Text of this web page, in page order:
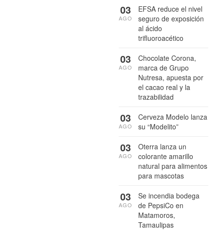
EFSA reduce el nivel
seguro de exposición
al ácido
trifluoroacético
03
AGO
Chocolate Corona,
marca de Grupo
Nutresa, apuesta por
el cacao real y la
trazabilidad
03
AGO
Cerveza Modelo lanza
su “Modelito”
03
AGO
Oterra lanza un
colorante amarillo
natural para alimentos
para mascotas
03
AGO
Se incendia bodega
de PepsiCo en
Matamoros,
Tamaulipas
03
AGO